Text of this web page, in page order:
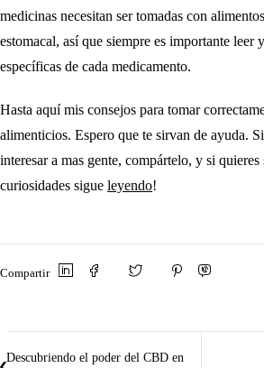
medicinas necesitan ser tomadas con
estomacal, así que siempre es importante leer
específicas de cada medicamento.
Hasta aquí mis consejos para tomar
alimenticios. Espero que te sirvan de ayuda.
interesar a mas gente, compártelo, y si
curiosidades sigue leyendo!
Compartir
Descubriendo el poder del CBD en